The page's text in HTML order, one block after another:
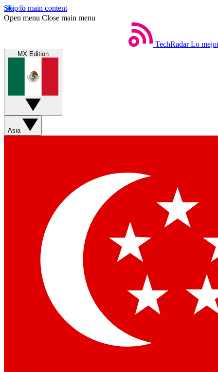
Skip to main content
Open menu Close main menu
TechRadar Lo
MX Edition
Asia